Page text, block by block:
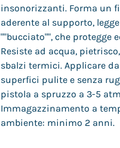
insonorizzanti. Forma un
aderente al supporto,
""bucciato"", che protegge
Resiste ad acqua,
sbalzi termici. Applicare
superfici pulite e senza
pistola a spruzzo a 3-5
Immagazzinamento a
ambiente: minimo 2 anni.